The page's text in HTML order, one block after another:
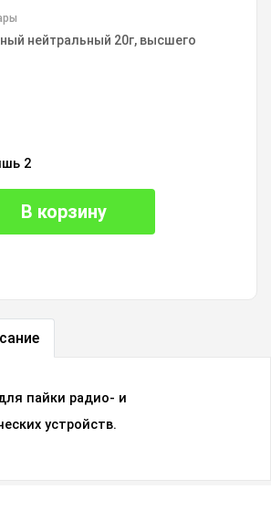
нейтральный 20г, высшего
2
В корзину
пайки радио- и
устройств.